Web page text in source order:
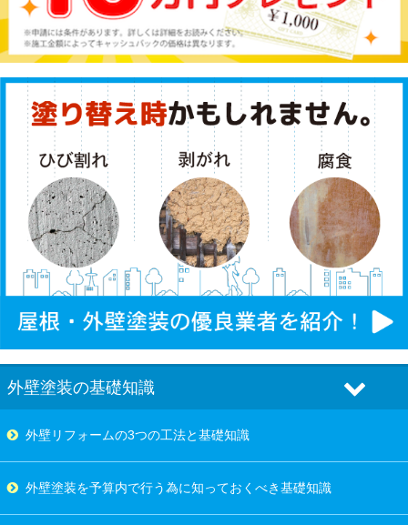
外壁塗装の基礎知識
外壁リフォームの3つの工法と基礎知識
外壁塗装を予算内で行う為に知っておくべき基礎知識